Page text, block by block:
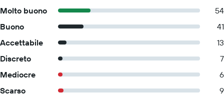
Molto buono
54
Buono
41
Accettabile
13
Discreto
7
Mediocre
6
Scarso
9